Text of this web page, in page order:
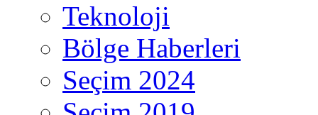
Teknoloji
Bölge Haberleri
Seçim 2024